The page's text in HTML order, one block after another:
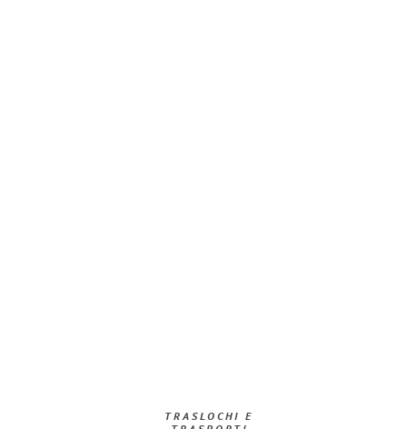
TRASLOCHI E